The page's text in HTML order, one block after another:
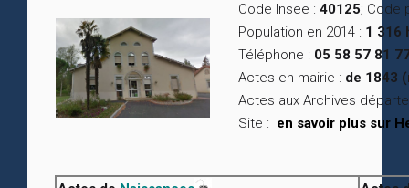
Code Insee : 40125; Code
Population en 2014 : 1 316
Téléphone : 05 58 57 81
Actes en mairie : de 1843
Actes aux Archives
Site : en savoir plus sur